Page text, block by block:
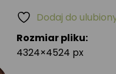
Rozmiar pliku:
4324×4524 px
Dodaj do